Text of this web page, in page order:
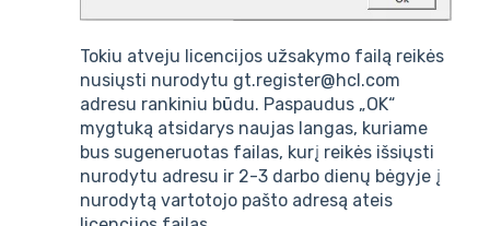
Tokiu atveju licencijos užsakymo failą reikės
nusiųsti nurodytu gt.register@hcl.com
adresu rankiniu būdu. Paspaudus „OK“
mygtuką atsidarys naujas langas, kuriame
bus sugeneruotas failas, kurį reikės išsiųsti
nurodytu adresu ir 2-3 darbo dienų bėgyje į
nurodytą vartotojo pašto adresą ateis